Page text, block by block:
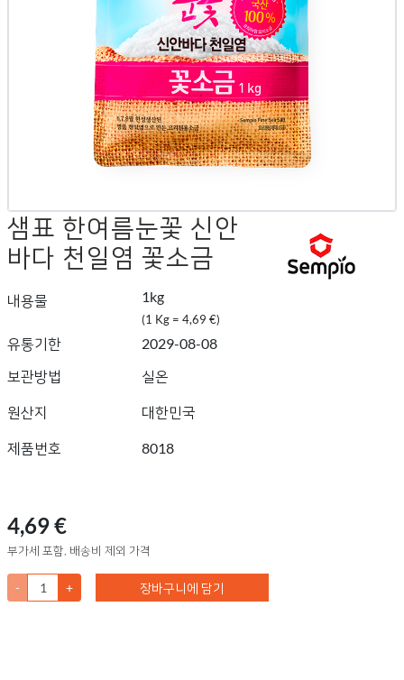
샘표 한여름눈꽃 신안
바다 천일염 꽃소금
내용물 1kg
(1 Kg = 4,69 €)
유통기한
2029-08-08
보관방법
실온
원산지 대한민국
제품번호 8018
4,69 €
부가세 포함, 배송비 제외 가격
- + 장바구니에 담기